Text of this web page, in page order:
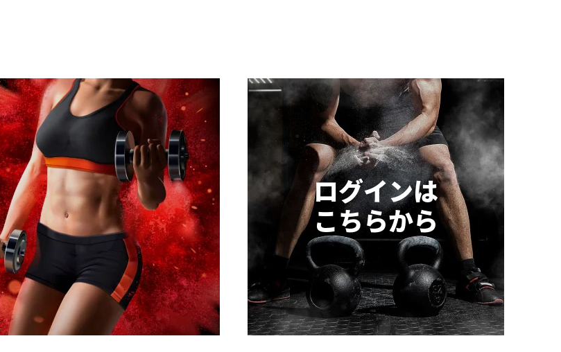
ログインは
こちらから